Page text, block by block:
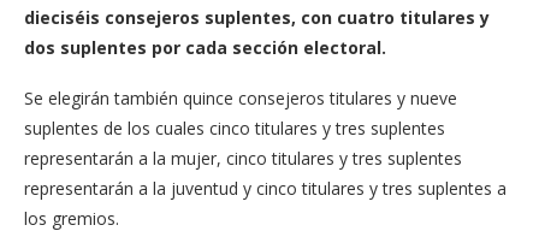
dieciséis consejeros suplentes, con cuatro titulares y
dos suplentes por cada sección electoral.
Se elegirán también quince consejeros titulares y nueve
suplentes de los cuales cinco titulares y tres suplentes
representarán a la mujer, cinco titulares y tres suplentes
representarán a la juventud y cinco titulares y tres suplentes a
los gremios.